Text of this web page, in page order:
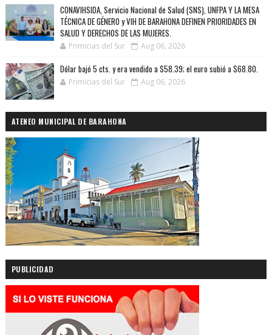
CONAVIHSIDA, Servicio Nacional de Salud (SNS), UNFPA Y LA MESA
TÉCNICA DE GÉNERO y VIH DE BARAHONA DEFINEN PRIORIDADES EN
SALUD Y DERECHOS DE LAS MUJERES.
Primicias del Sur Aug 06, 2026
Dólar bajó 5 cts. y era vendido a $58.39; el euro subió a $68.80.
Primicias del Sur Aug 06, 2026
ATENEO MUNICIPAL DE BARAHONA
PUBLICIDAD